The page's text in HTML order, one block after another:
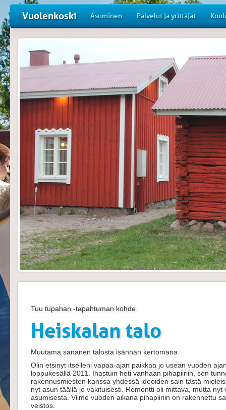
Vuolenkoski Asuminen Palvelut ja yrittäjät
Tuu tupahan -tapahtuman kohde
Heiskalan talo
Muutama sananen talosta isännän kertomana
Olin etsinyt itselleni vapaa-ajan paikkaa jo usean vuoden
loppukesällä 2011. Ihastuin heti vanhaan pihapiiriin, sen
rakennusmiesten kanssa yhdessä ideoiden sain tästä
nyt asun täällä jo vakituisesti. Remontti oli mittava, mutta
asumisesta. Viime vuoden aikana pihapiiriin on rakennettu
veistos.